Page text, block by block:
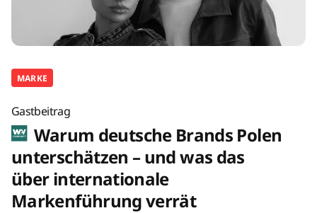
MARKE
Gastbeitrag
Warum deutsche Brands Polen
unterschätzen – und was das
über internationale
Markenführung verrät